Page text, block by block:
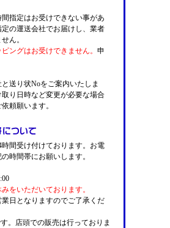
指定はお受けできない事があ
の運送会社でお届けし、業者
ん。
ピングはお受けできません。 申
送り状Noをご案内いたしま
り日時など変更が必要な場合
頼願います。
間受け付けております。お電
時間帯にお願いします。
をいただいております。
業日となりますのでご了承くだ
。店頭での販売は行っておりま